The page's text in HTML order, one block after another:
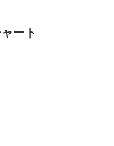
ート